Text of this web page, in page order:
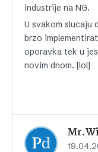
industrije na NG.
U svakom slucaju
brzo
oporavka tek u
novim dnom. [lol]